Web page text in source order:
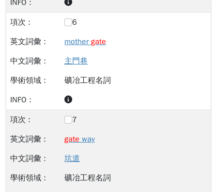
6
mother gate
主門巷
礦冶工程名詞
7
gate way
坑道
礦冶工程名詞